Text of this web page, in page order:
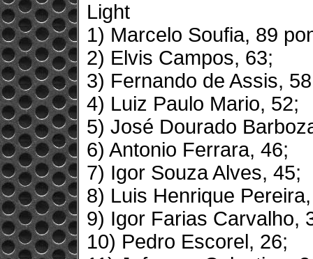
Light
1) Marcelo Soufia, 89
2) Elvis Campos, 63;
3) Fernando de Assis,
4) Luiz Paulo Mario, 52;
5) José Dourado
6) Antonio Ferrara, 46;
7) Igor Souza Alves, 45;
8) Luis Henrique
9) Igor Farias Carvalho,
10) Pedro Escorel, 26;